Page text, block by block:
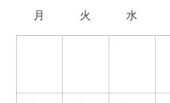
月 火 水